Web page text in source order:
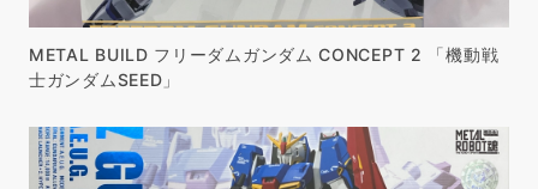
METAL BUILD フリーダムガンダム CONCEPT 2 「機動戦
士ガンダムSEED」